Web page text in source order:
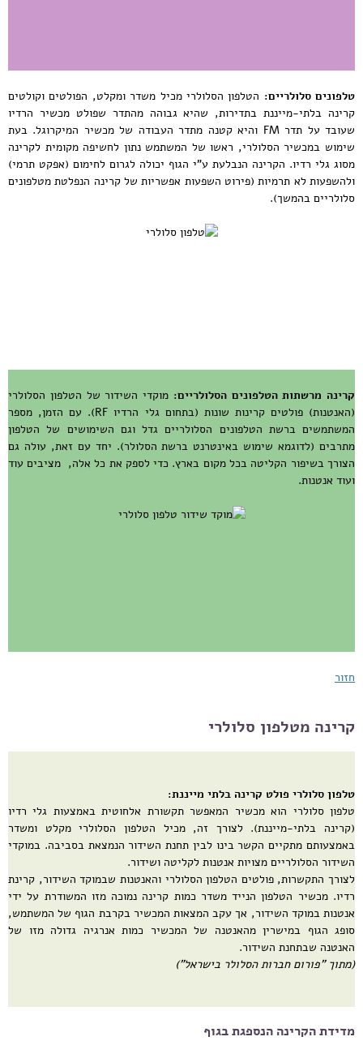
טלפונים סלולריים: הטלפון הסלולרי מכיל משדר ומקלט, הפולטים וקולטים
קרינה בלתי-מייננת בתדירות, שהיא גבוהה מהתדר שפולט מכשיר הרדיו
שעובד על תדר FM והיא קטנה מתדר העבודה של מכשיר המיקרוגל. בעת
שימוש במכשיר הסלולרי, ראשו של המשתמש נתון לחשיפה מקומית לקרינה
מסוג גלי רדיו. הקרינה הנבלעת ע"י הגוף יכולה לגרום לחימום (אפקט תרמי)
ולהשפעות לא תרמיות (פירוט השפעות אפשריות של קרינה הנפלטת מטלפונים
סלולריים בהמשך).
קרינה מרשתות הטלפונים הסלולריים: מוקדי השידור של הטלפון הסלולרי
(האנטנות) פולטים קרינות שונות (בתחום גלי הרדיו RF). עם הזמן, מספר
המשתמשים ברשת הטלפונים הסלולריים גדל וגם השימושים של הטלפון
מתרבים (לדוגמא שימוש באינטרנט ברשת הסלולר). יחד עם זאת, עולה גם
הצורך בשיפור הקליטה בכל מקום בארץ. כדי לספק את כל אלה, מציבים עוד
ועוד אנטנות.
חזור
קרינה מטלפון סלולרי
טלפון סלולרי פולט קרינה בלתי מייננת:
טלפון סלולרי הוא מכשיר המאפשר תקשורת אלחוטית באמצעות גלי רדיו
(קרינה בלתי-מייננת). לצורך זה, מכיל הטלפון הסלולרי מקלט ומשדר
באמצעותם מתקיים הקשר בינו לבין תחנת השידור הנמצאת בסביבה. במוקדי
השידור הסלולריים מצויות אנטנות לקליטה ושידור.
לצורך התקשרות, פולטים הטלפון הסלולרי והאנטנות שבמוקד השידור, קרינת
רדיו. מכשיר הטלפון הנייד משדר כמות קרינה נמוכה מזו המשודרת על ידי
אנטנות במוקד השידור, אך עקב המצאות המכשיר בקרבת הגוף של המשתמש,
סופג הגוף במישרין מהאנטנה של המכשיר כמות אנרגיה גדולה מזו של
האנטנה שבתחנת השידור.
(מתוך "פורום חברות הסלולר בישראל")
מדידת הקרינה הנספגת בגוף